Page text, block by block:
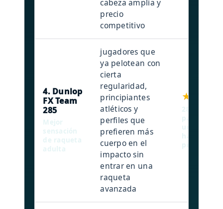
cabeza amplia y
precio
competitivo
4. Dunlop
FX Team
285
Mejor
sensación
de raqueta
adulta
jugadores que
ya pelotean con
cierta
regularidad,
principiantes
atléticos y
perfiles que
prefieren más
cuerpo en el
impacto sin
entrar en una
raqueta
avanzada
285 g,
patrón
una
hacia
progreso.